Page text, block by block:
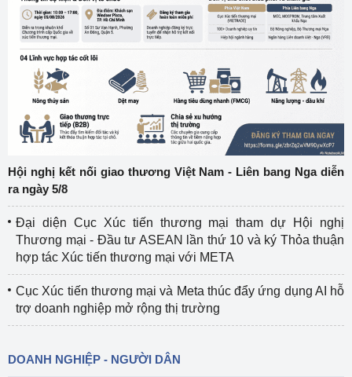
Hội nghị kết nối giao thương Việt Nam - Liên bang Nga diễn
ra ngày 5/8
Đại diện Cục Xúc tiến thương mại tham dự Hội nghị
Thương mại - Đầu tư ASEAN lần thứ 10 và ký Thỏa thuận
hợp tác Xúc tiến thương mại với META
Cục Xúc tiến thương mại và Meta thúc đẩy ứng dụng AI hỗ
trợ doanh nghiệp mở rộng thị trường
DOANH NGHIỆP - NGƯỜI DÂN